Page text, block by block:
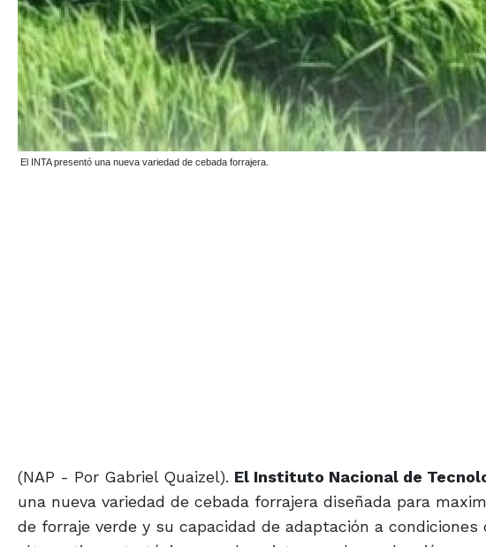
El INTA presentó una nueva variedad de cebada forrajera.
(NAP - Por Gabriel Quaizel). El Instituto Nacional de
una nueva variedad de cebada forrajera diseñada para
de forraje verde y su capacidad de adaptación a